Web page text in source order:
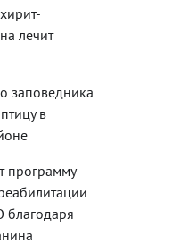
лечит
заповедника
в
программу
благодаря